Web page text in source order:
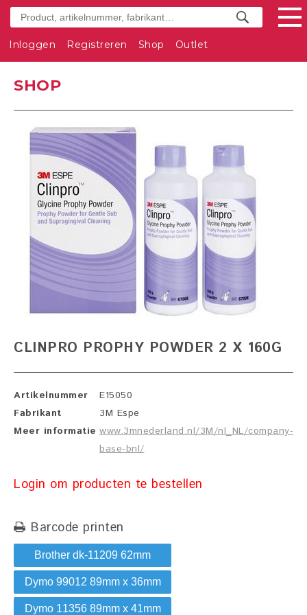
Inloggen Registreren Shop Outlet
SHOP
CLINPRO PROPHY POWDER 2 X 160G
Artikelnummer
E15050
Fabrikant
3M Espe
Meer informatie www.3mnederland.nl/3M/nl_NL/company-
base-bnl/
Login om producten te bestellen
Barcode printen
Brother dk-11209 62mm
Dymo 99012 89mm x 36mm
Dymo 11356 89mm x 41mm